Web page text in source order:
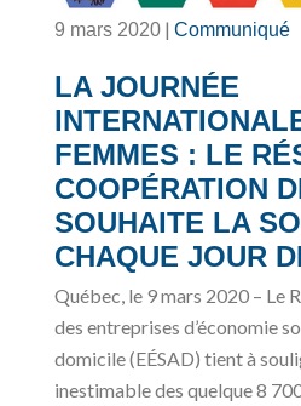
9 mars 2020 | Communiqué
LA JOURNÉE
FEMMES : LE
COOPÉRATION
SOUHAITE LA
CHAQUE JOUR
Québec, le 9 mars 2020 – Le
des entreprises d’économie
domicile (EÉSAD) tient à
inestimable des quelque 8